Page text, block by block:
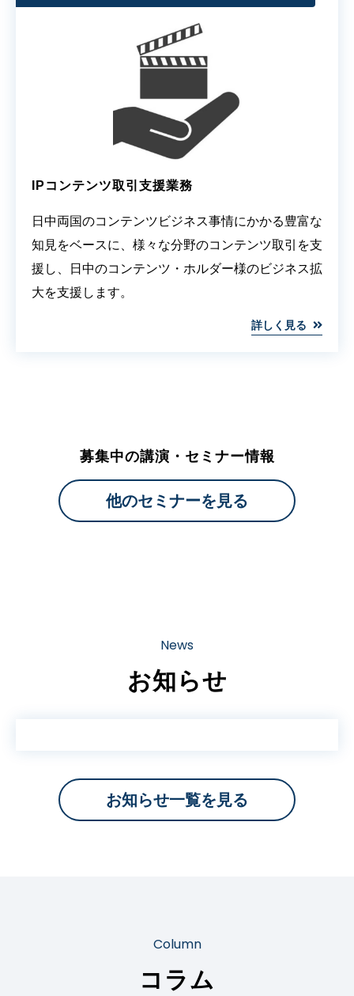
IPコンテンツ取引支援業務
日中両国のコンテンツビジネス事情にかかる豊富な
知見をベースに、様々な分野のコンテンツ取引を支
援し、日中のコンテンツ・ホルダー様のビジネス拡
大を支援します。
詳しく見る
募集中の講演・セミナー情報
他のセミナーを⾒る
News
お知らせ
お知らせ一覧を見る
Column
コラム